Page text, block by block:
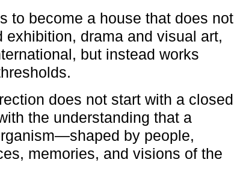
to become a house that does not
exhibition, drama and visual art,
but instead works
does not start with a closed
the understanding that a
by people,
memories, and visions of the